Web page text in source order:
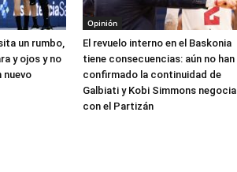
un rumbo,
y ojos y no
nuevo
Opinión
El revuelo interno en el Baskonia
tiene consecuencias: aún no han
confirmado la continuidad de
Galbiati y Kobi Simmons negocia
con el Partizán